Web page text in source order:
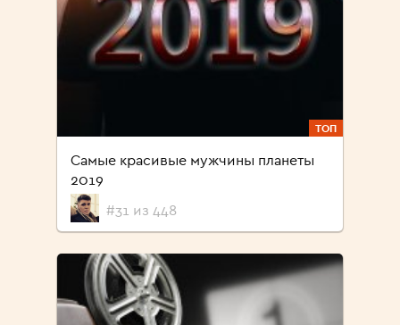
ТОП
Самые красивые мужчины планеты
2019
#31 из 448